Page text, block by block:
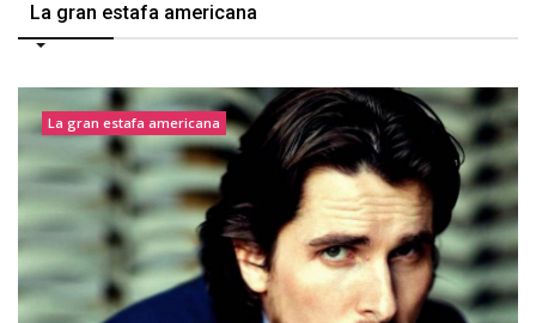
La gran estafa americana
La gran estafa americana